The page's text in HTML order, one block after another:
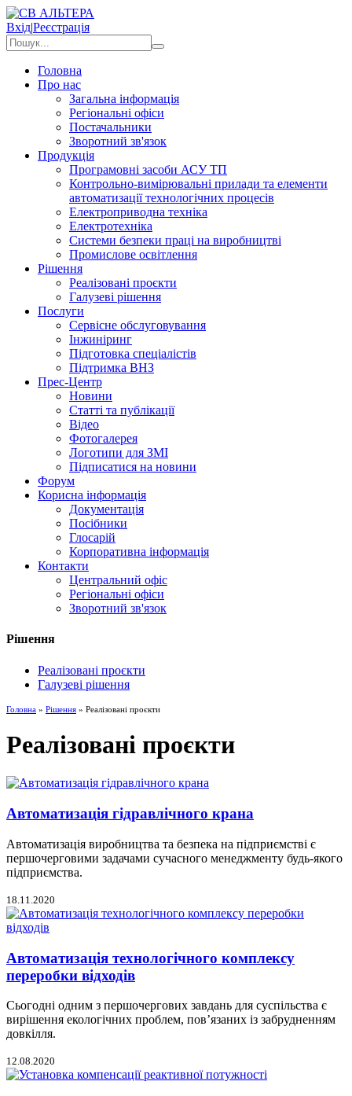
Вхід|Реєстрація
Головна
Про нас
Загальна інформація
Регіональні офіси
Постачальники
Зворотний зв'язок
Продукція
Програмовні засоби АСУ ТП
Контрольно-вимірювальні прилади та елементи
автоматизації технологічних процесів
Електроприводна техніка
Електротехніка
Системи безпеки праці на виробництві
Промислове освітлення
Рішення
Реалізовані проєкти
Галузеві рішення
Послуги
Сервісне обслуговування
Інжиніринг
Підготовка спеціалістів
Підтримка ВНЗ
Прес-Центр
Новини
Статті та публікації
Відео
Фотогалерея
Логотипи для ЗМІ
Підписатися на новини
Форум
Корисна інформація
Документація
Посібники
Глосарій
Корпоративна інформація
Контакти
Центральний офіс
Регіональні офіси
Зворотний зв'язок
Рішення
Реалізовані проєкти
Галузеві рішення
Головна » Рішення » Реалізовані проєкти
Реалізовані проєкти
Автоматизація гідравлічного крана
Автоматизація виробництва та безпека на підприємстві є
першочерговими задачами сучасного менеджменту будь-якого
підприємства.
18.11.2020
Автоматизація технологічного комплексу
переробки відходів
Сьогодні одним з першочергових завдань для суспільства є
вирішення екологічних проблем, пов’язаних із забрудненням
довкілля.
12.08.2020